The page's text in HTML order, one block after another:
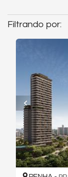
Filtrando por: